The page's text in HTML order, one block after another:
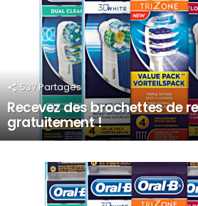
537Partages
Recevez des brochettes de
gratuitement !